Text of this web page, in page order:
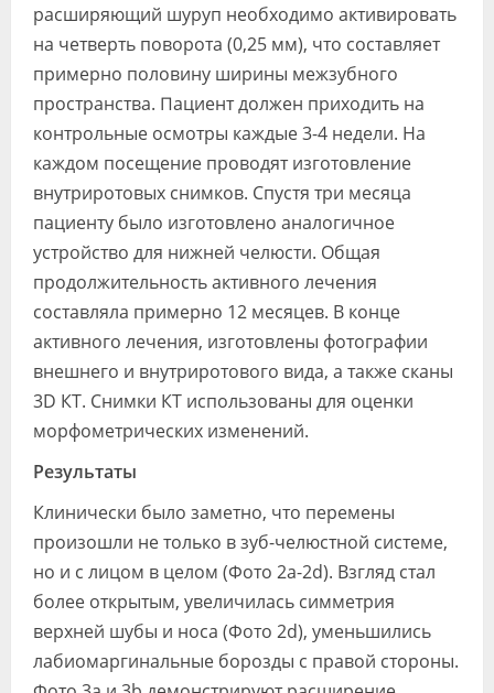
расширяющий шуруп необходимо активировать
на четверть поворота (0,25 мм), что составляет
примерно половину ширины межзубного
пространства. Пациент должен приходить на
контрольные осмотры каждые 3-4 недели. На
каждом посещение проводят изготовление
внутриротовых снимков. Спустя три месяца
пациенту было изготовлено аналогичное
устройство для нижней челюсти. Общая
продолжительность активного лечения
составляла примерно 12 месяцев. В конце
активного лечения, изготовлены фотографии
внешнего и внутриротового вида, а также сканы
3D КТ. Снимки КТ использованы для оценки
морфометрических изменений.
Результаты
Клинически было заметно, что перемены
произошли не только в зуб-челюстной системе,
но и с лицом в целом (Фото 2а-2d). Взгляд стал
более открытым, увеличилась симметрия
верхней шубы и носа (Фото 2d), уменьшились
лабиомаргинальные борозды с правой стороны.